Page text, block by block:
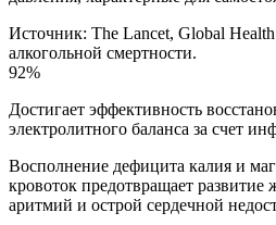
Источник: The Lancet, Global
алкогольной смертности.
92%
Достигает эффективность
электролитного баланса за счет
Восполнение дефицита калия и
кровоток предотвращает
аритмий и острой сердечной